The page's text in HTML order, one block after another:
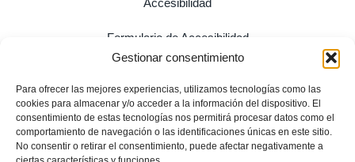
Gestionar consentimiento
Para ofrecer las mejores experiencias, utilizamos tecnologías como las
cookies para almacenar y/o acceder a la información del dispositivo. El
consentimiento de estas tecnologías nos permitirá procesar datos como el
comportamiento de navegación o las identificaciones únicas en este sitio.
No consentir o retirar el consentimiento, puede afectar negativamente a
Accesibilidad
Formulario de Accesibilidad